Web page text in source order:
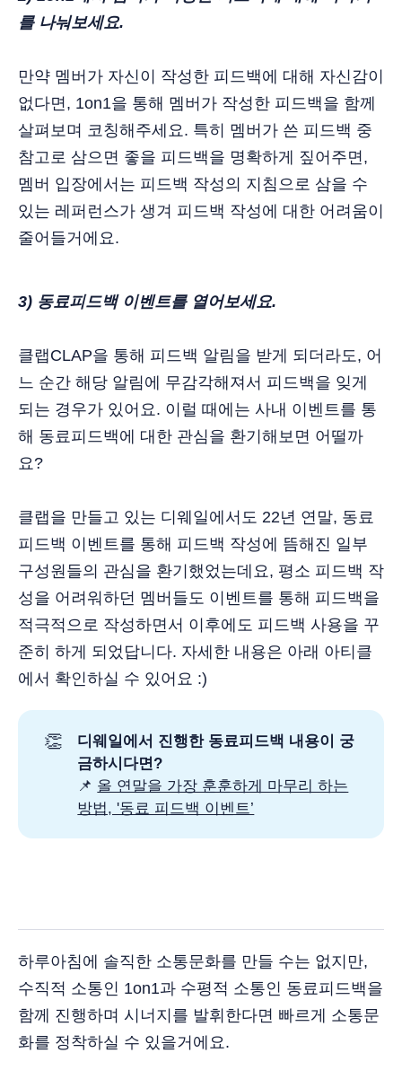
를 나눠보세요.
만약 멤버가 자신이 작성한 피드백에 대해 자신감이
없다면, 1on1을 통해 멤버가 작성한 피드백을 함께
살펴보며 코칭해주세요. 특히 멤버가 쓴 피드백 중
참고로 삼으면 좋을 피드백을 명확하게 짚어주면,
멤버 입장에서는 피드백 작성의 지침으로 삼을 수
있는 레퍼런스가 생겨 피드백 작성에 대한 어려움이
줄어들거에요.
3) 동료피드백 이벤트를 열어보세요.
클랩CLAP을 통해 피드백 알림을 받게 되더라도, 어
느 순간 해당 알림에 무감각해져서 피드백을 잊게
되는 경우가 있어요. 이럴 때에는 사내 이벤트를 통
해 동료피드백에 대한 관심을 환기해보면 어떨까
요?
클랩을 만들고 있는 디웨일에서도 22년 연말, 동료
피드백 이벤트를 통해 피드백 작성에 뜸해진 일부
구성원들의 관심을 환기했었는데요, 평소 피드백 작
성을 어려워하던 멤버들도 이벤트를 통해 피드백을
적극적으로 작성하면서 이후에도 피드백 사용을 꾸
준히 하게 되었답니다. 자세한 내용은 아래 아티클
에서 확인하실 수 있어요 :)
👏
디웨일에서 진행한 동료피드백 내용이 궁
금하시다면?
📌 올 연말을 가장 훈훈하게 마무리 하는
방법, '동료 피드백 이벤트’
하루아침에 솔직한 소통문화를 만들 수는 없지만,
수직적 소통인 1on1과 수평적 소통인 동료피드백을
함께 진행하며 시너지를 발휘한다면 빠르게 소통문
화를 정착하실 수 있을거에요.